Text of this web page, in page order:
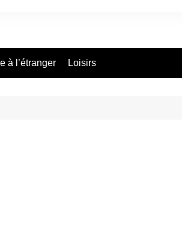
à l’étranger Loisirs